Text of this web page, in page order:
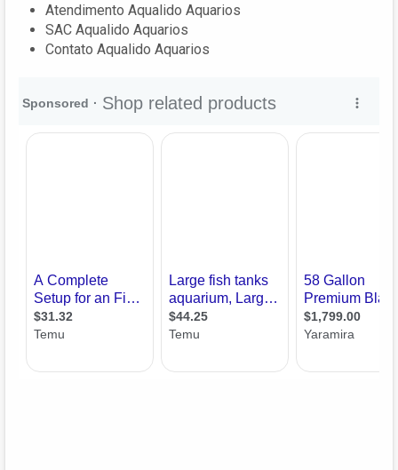
Atendimento Aqualido Aquarios
SAC Aqualido Aquarios
Contato Aqualido Aquarios